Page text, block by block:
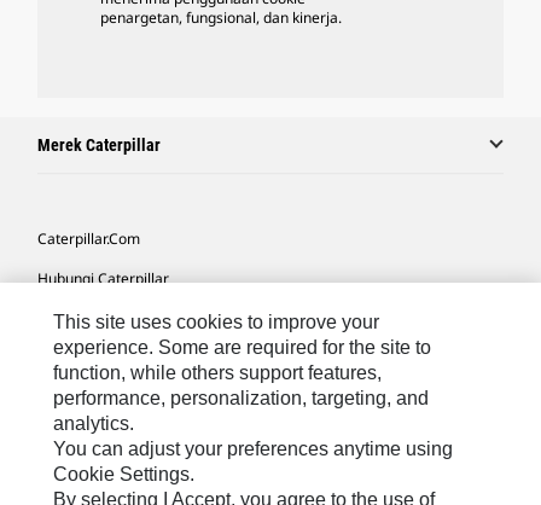
penargetan, fungsional, dan kinerja.
Merek Caterpillar
Caterpillar.com
Hubungi Caterpillar
Preferensi Pemasaran Saya
Peta Situs
Cookie Settings
Hukum
Privasi
This site uses cookies to improve your
experience. Some are required for the site to
function, while others support features,
performance, personalization, targeting, and
analytics.
You can adjust your preferences anytime using
Cookie Settings.
By selecting I Accept, you agree to the use of